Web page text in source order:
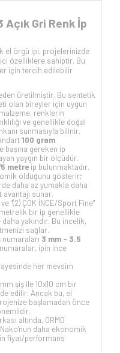
Açık Gri Renk İp
el örgü ipi, projelerinizde
özelliklere sahiptir. Bu
için tercih edilebilir
üretilmiştir. Bu sentetik
olan bireyler için uygun
renklerin
ve genellikle doğal
sunmasıyla bilinir.
100 gram
başına gereken ip
yaygın bir ölçüdür.
metre ip bulunmaktadır.
olduğunu gösterir;
daha az yumakla daha
sunar.
"(2) ÇOK İNCE/Sport Fine"
bir ip genellikle
yakındır. Bu incelik,
sağlar.
numaraları 3 mm - 3.5
ipin ince
her mevsim
şiş ile 10x10 cm bir
edilir. Ancak bu, el
başlamadan önce
altında, ORMO
daha ekonomik
fiyat/performans